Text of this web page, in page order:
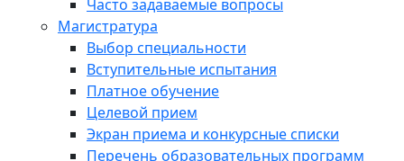
Часто задаваемые вопросы
Магистратура
Выбор специальности
Вступительные испытания
Платное обучение
Целевой прием
Экран приема и конкурсные списки
Перечень образовательных программ